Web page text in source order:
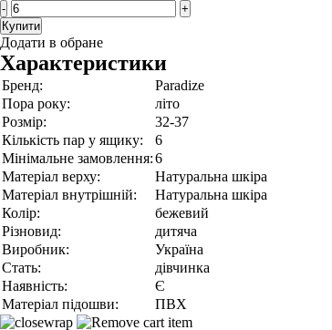
-
+
Купити
Додати в обране
Характеристики
Бренд:
Paradize
Пора року:
літо
Розмір:
32-37
Кількість пар у ящику:
6
Мінімальне замовлення:6
Матеріал верху:
Натуральна шкіра
Матеріал внутрішній:
Натуральна шкіра
Колір:
бежевий
Різновид:
дитяча
Виробник:
Україна
Стать:
дівчинка
Наявність:
Є
Матеріал підошви:
ПВХ